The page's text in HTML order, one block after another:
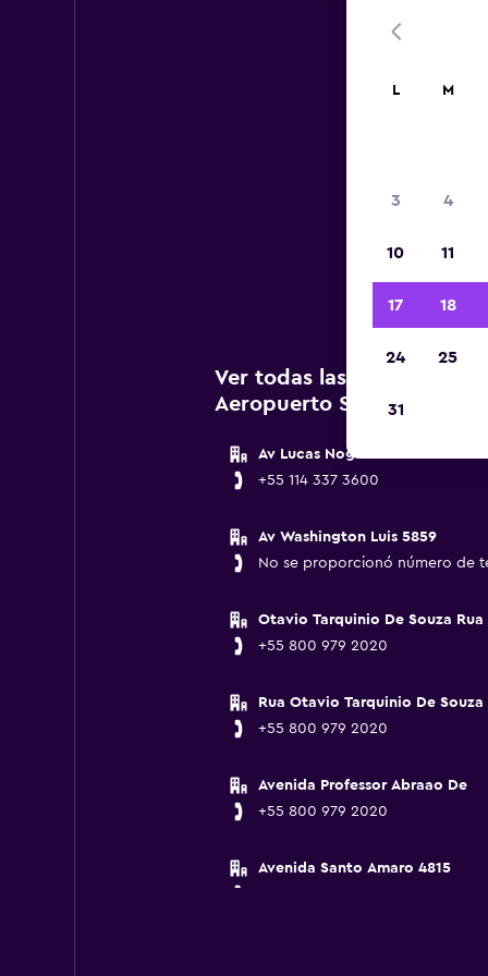
A
Ver todas las agencias de
Aeropuerto São Paulo
Av Lucas Nogueira Garces
+55 114 337 3600
Av Washington Luis 5859
No se proporcionó número de
Otavio Tarquinio De Souza Rua
+55 800 979 2020
Rua Otavio Tarquinio De Souza
+55 800 979 2020
Avenida Professor Abraao De
+55 800 979 2020
Avenida Santo Amaro 4815
L M
3 4
10 11
17 18
24 25
31